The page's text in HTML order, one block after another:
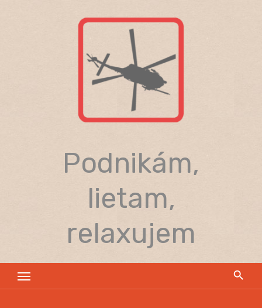
Podnikám,
lietam,
relaxujem